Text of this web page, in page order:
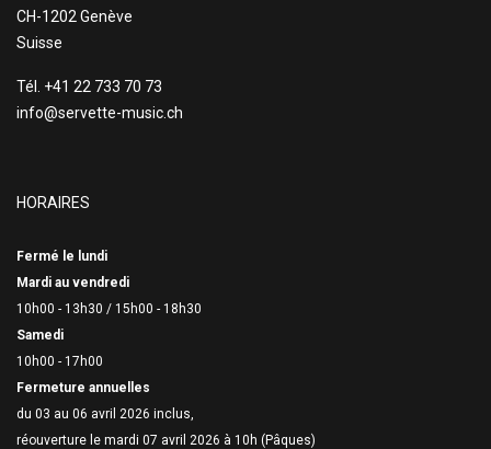
CH-1202 Genève
Suisse
Tél. +41 22 733 70 73
info@servette-music.ch
HORAIRES
Fermé le lundi
Mardi au vendredi
10h00 - 13h30 / 15h00 - 18h30
Samedi
10h00 - 17h00
Fermeture annuelles
du 03 au 06 avril 2026 inclus,
réouverture le mardi 07 avril 2026 à 10h (Pâques)